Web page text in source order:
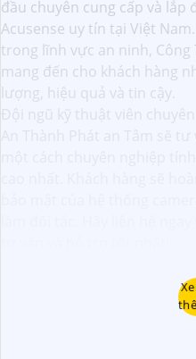
đầu chuyên cung cấp và lắp
Acusense uy tín tại Việt
trong lĩnh vực an ninh, Công
mang đến cho khách hàng
lượng, hiệu quả và tin cậy.
Đội ngũ kỹ thuật viên